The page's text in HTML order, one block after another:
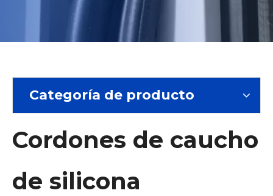
Categoría de producto
Cordones de caucho
de silicona